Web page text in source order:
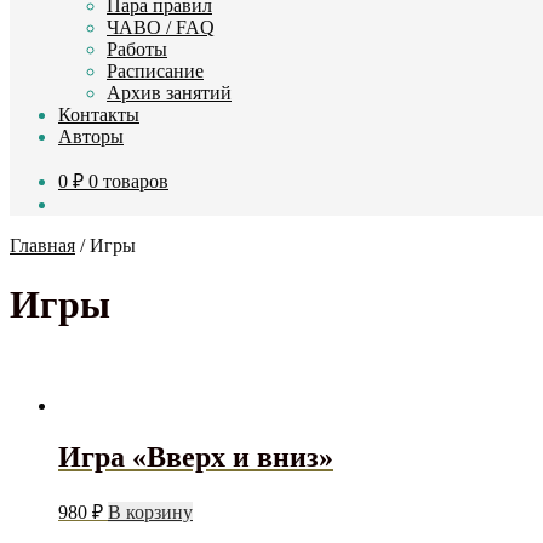
Пара правил
ЧАВО / FAQ
Работы
Расписание
Архив занятий
Контакты
Авторы
0 ₽ 0 товаров
Главная /Игры
Игры
Игра «Вверх и вниз»
980 ₽ В корзину